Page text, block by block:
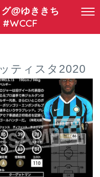
@ゆききち
#WCCF
ティスタ2020